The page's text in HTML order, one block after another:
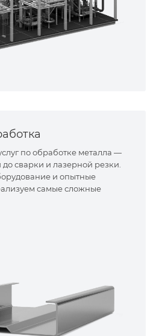
по обработке металла —
до сварки и лазерной резки.
и опытные
самые сложные